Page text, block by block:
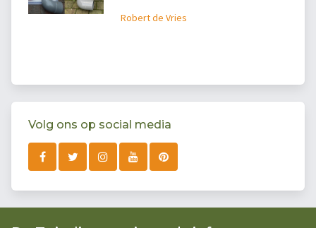
Robert de Vries
Volg ons op social media